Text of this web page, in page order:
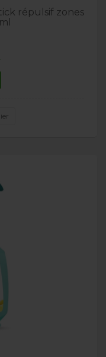
répulsif zones